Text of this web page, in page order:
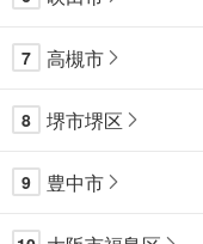
7 高槻市
8 堺市堺区
9 豊中市